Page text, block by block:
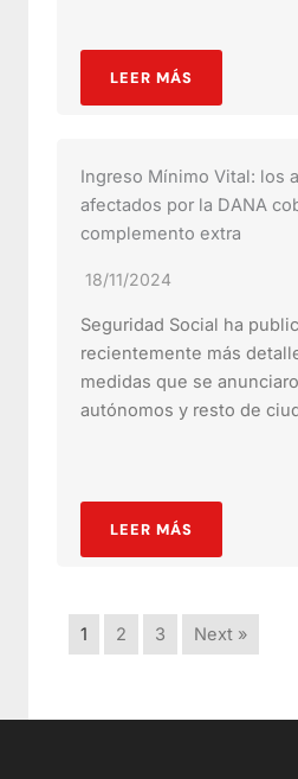
LEER MÁS
Ingreso Mínimo Vital: los
afectados por la DANA
complemento extra
18/11/2024
Seguridad Social ha
recientemente más
medidas que se
autónomos y resto de
LEER MÁS
1 2 3 Next »